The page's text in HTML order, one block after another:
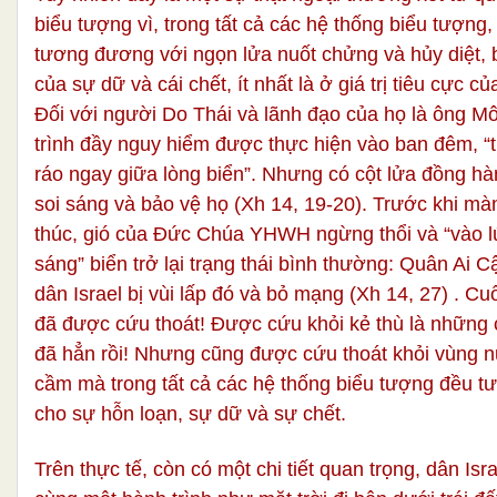
biểu tượng vì, trong tất cả các hệ thống biểu tượng,
tương đương với ngọn lửa nuốt chửng và hủy diệt,
của sự dữ và cái chết, ít nhất là ở giá trị tiêu cực
Đối với người Do Thái và lãnh đạo của họ là ông
trình đầy nguy hiểm được thực hiện vào ban đêm,
ráo ngay giữa lòng biển”. Nhưng có cột lửa đồng
soi sáng và bảo vệ họ (Xh 14, 19-20). Trước khi
thúc, gió của Đức Chúa YHWH ngừng thổi và “vào
sáng” biển trở lại trạng thái bình thường: Quân Ai
dân Israel bị vùi lấp đó và bỏ mạng (Xh 14, 27) .
đã được cứu thoát! Được cứu khỏi kẻ thù là những
đã hẳn rồi! Nhưng cũng được cứu thoát khỏi vùng
cầm mà trong tất cả các hệ thống biểu tượng đều
cho sự hỗn loạn, sự dữ và sự chết.
Trên thực tế, còn có một chi tiết quan trọng, dân